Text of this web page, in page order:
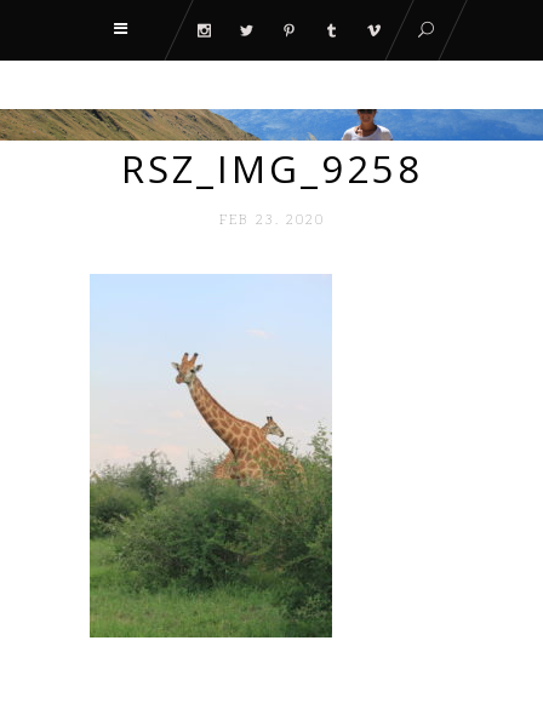
RSZ_IMG_9258
FEB 23. 2020